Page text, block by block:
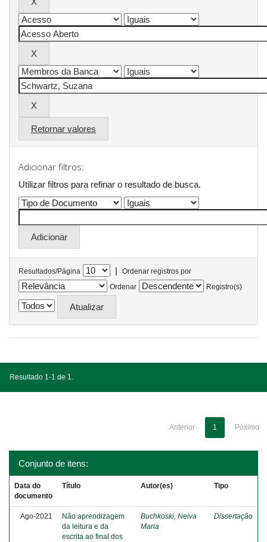
Retornar valores
Adicionar filtros:
Utilizar filtros para refinar o resultado de busca.
Resultados/Página |
Ordenar registros por
Ordenar
Registro(s)
Resultado 1-1 de 1.
Anterior 1 Póximo
Conjunto de itens:
Data do
documento
Título Autor(es) Tipo
Ago-2021
Não aprendizagem
da leitura e da
escrita ao final dos
Buchkoski, Neiva
Maria
Dissertação